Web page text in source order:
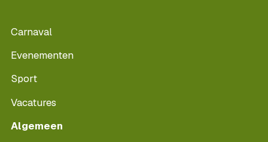
Carnaval
Evenementen
Sport
Vacatures
Algemeen